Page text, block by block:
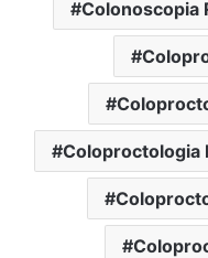
Colonoscopia
Coloproctologia